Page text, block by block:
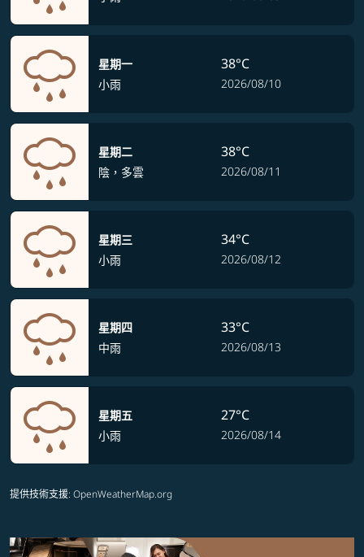
星期一
小雨
38°C
2026/08/10
星期二
陰，多雲
38°C
2026/08/11
星期三
小雨
34°C
2026/08/12
星期四
中雨
33°C
2026/08/13
星期五
小雨
27°C
2026/08/14
提供技術支援: OpenWeatherMap.org